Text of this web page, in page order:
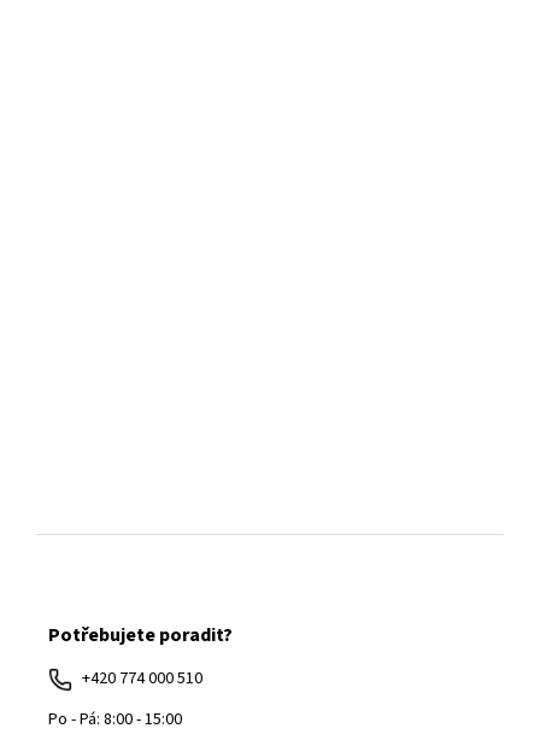
Potřebujete poradit?
+420 774 000 510
Po - Pá: 8:00 - 15:00